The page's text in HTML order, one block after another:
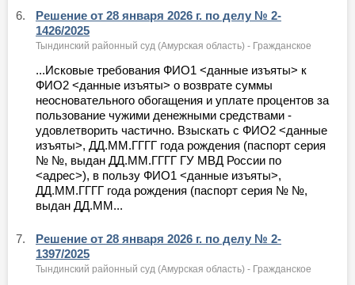
6.
Решение от 28 января 2026 г. по делу № 2-
1426/2025
Тындинский районный суд (Амурская область) - Гражданское
...Исковые требования ФИО1 <данные изъяты> к
ФИО2 <данные изъяты> о возврате суммы
неосновательного обогащения и уплате процентов за
пользование чужими денежными средствами -
удовлетворить частично. Взыскать с ФИО2 <данные
изъяты>, ДД.ММ.ГГГГ года рождения (паспорт серия
№ №, выдан ДД.ММ.ГГГГ ГУ МВД России по
<адрес>), в пользу ФИО1 <данные изъяты>,
ДД.ММ.ГГГГ года рождения (паспорт серия № №,
выдан ДД.ММ...
7.
Решение от 28 января 2026 г. по делу № 2-
1397/2025
Тындинский районный суд (Амурская область) - Гражданское